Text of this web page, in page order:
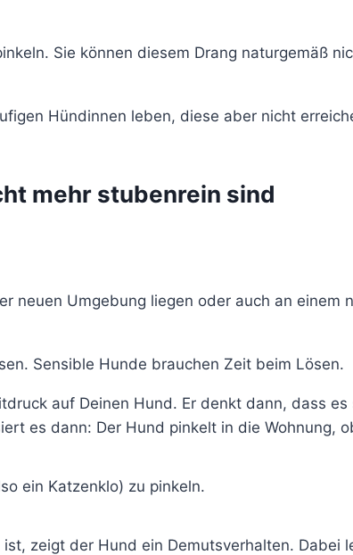
Sie können diesem Drang naturgemäß
Hündinnen leben, diese aber nicht
mehr stubenrein sind
neuen Umgebung liegen oder auch an einem
Sensible Hunde brauchen Zeit beim Lösen.
auf Deinen Hund. Er denkt dann, dass
es dann: Der Hund pinkelt in die Wohnung,
ein Katzenklo) zu pinkeln.
zeigt der Hund ein Demutsverhalten. Dabei